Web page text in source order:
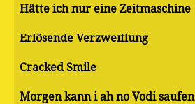
Hätte ich nur eine Zeitmaschine
Erlösende Verzweiflung
Cracked Smile
Morgen kann i ah no Vodi saufen